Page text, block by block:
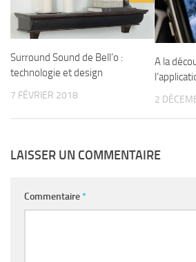
Surround Sound de Bell’o :
technologie et design
7 FÉVRIER 2018
A la
2
LAISSER UN COMMENTAIRE
Commentaire*